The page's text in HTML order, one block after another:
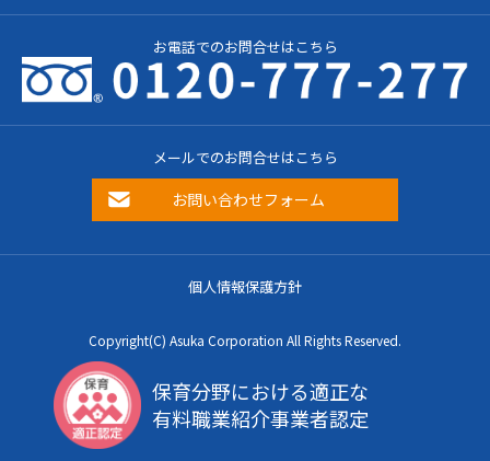
お電話でのお問合せはこちら
メールでのお問合せはこちら
お問い合わせフォーム
個人情報保護方針
Copyright(C) Asuka Corporation All Rights Reserved.
保育分野における適正な
有料職業紹介事業者認定